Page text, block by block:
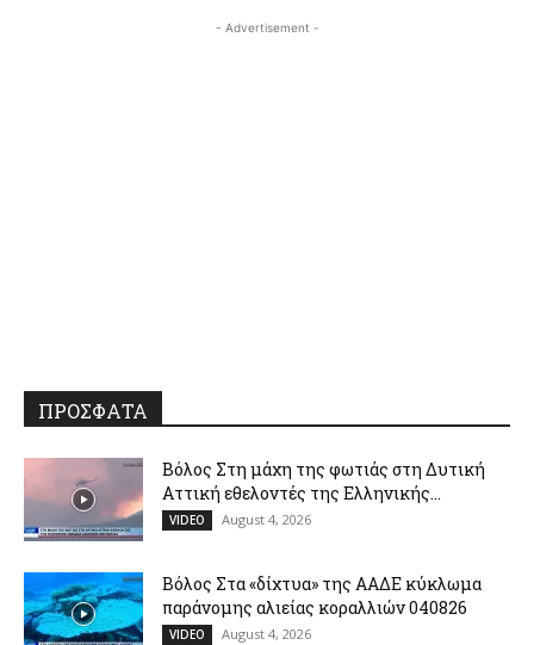
- Advertisement -
ΠΡΟΣΦΑΤΑ
Βόλος Στη μάχη της φωτιάς στη Δυτική
Αττική εθελοντές της Ελληνικής...
VIDEO August 4, 2026
Βόλος Στα «δίχτυα» της ΑΑΔΕ κύκλωμα
παράνομης αλιείας κοραλλιών 040826
VIDEO August 4, 2026